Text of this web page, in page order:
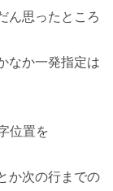
ん思ったところ
なか一発指定は
位置を
か次の行までの